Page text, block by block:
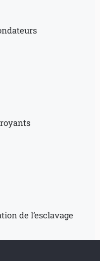
de l’esclavage